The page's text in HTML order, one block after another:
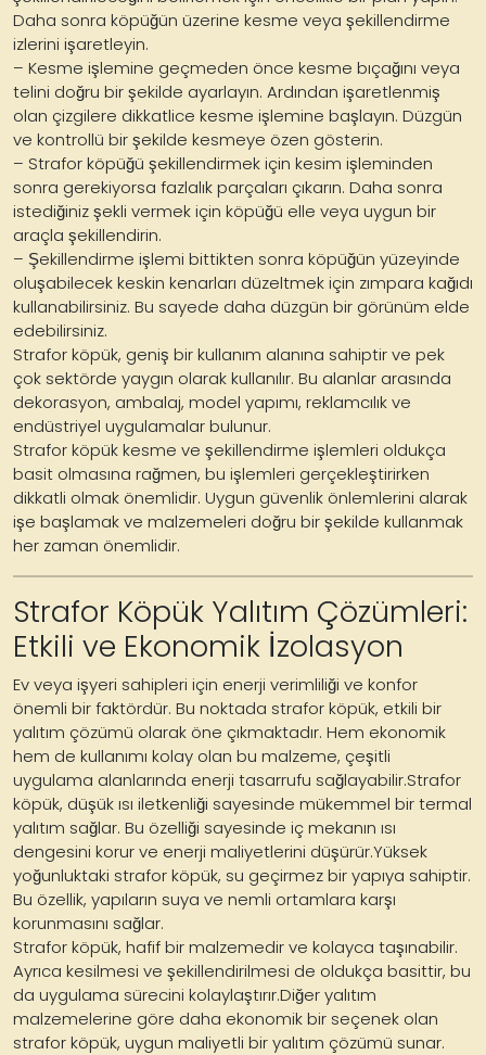
Daha sonra köpüğün üzerine kesme veya şekillendirme
izlerini işaretleyin.
– Kesme işlemine geçmeden önce kesme bıçağını veya
telini doğru bir şekilde ayarlayın. Ardından işaretlenmiş
olan çizgilere dikkatlice kesme işlemine başlayın. Düzgün
ve kontrollü bir şekilde kesmeye özen gösterin.
– Strafor köpüğü şekillendirmek için kesim işleminden
sonra gerekiyorsa fazlalık parçaları çıkarın. Daha sonra
istediğiniz şekli vermek için köpüğü elle veya uygun bir
araçla şekillendirin.
– Şekillendirme işlemi bittikten sonra köpüğün yüzeyinde
oluşabilecek keskin kenarları düzeltmek için zımpara kağıdı
kullanabilirsiniz. Bu sayede daha düzgün bir görünüm elde
edebilirsiniz.
Strafor köpük, geniş bir kullanım alanına sahiptir ve pek
çok sektörde yaygın olarak kullanılır. Bu alanlar arasında
dekorasyon, ambalaj, model yapımı, reklamcılık ve
endüstriyel uygulamalar bulunur.
Strafor köpük kesme ve şekillendirme işlemleri oldukça
basit olmasına rağmen, bu işlemleri gerçekleştirirken
dikkatli olmak önemlidir. Uygun güvenlik önlemlerini alarak
işe başlamak ve malzemeleri doğru bir şekilde kullanmak
her zaman önemlidir.
Strafor Köpük Yalıtım Çözümleri:
Etkili ve Ekonomik İzolasyon
Ev veya işyeri sahipleri için enerji verimliliği ve konfor
önemli bir faktördür. Bu noktada strafor köpük, etkili bir
yalıtım çözümü olarak öne çıkmaktadır. Hem ekonomik
hem de kullanımı kolay olan bu malzeme, çeşitli
uygulama alanlarında enerji tasarrufu sağlayabilir.Strafor
köpük, düşük ısı iletkenliği sayesinde mükemmel bir termal
yalıtım sağlar. Bu özelliği sayesinde iç mekanın ısı
dengesini korur ve enerji maliyetlerini düşürür.Yüksek
yoğunluktaki strafor köpük, su geçirmez bir yapıya sahiptir.
Bu özellik, yapıların suya ve nemli ortamlara karşı
korunmasını sağlar.
Strafor köpük, hafif bir malzemedir ve kolayca taşınabilir.
Ayrıca kesilmesi ve şekillendirilmesi de oldukça basittir, bu
da uygulama sürecini kolaylaştırır.Diğer yalıtım
malzemelerine göre daha ekonomik bir seçenek olan
strafor köpük, uygun maliyetli bir yalıtım çözümü sunar.